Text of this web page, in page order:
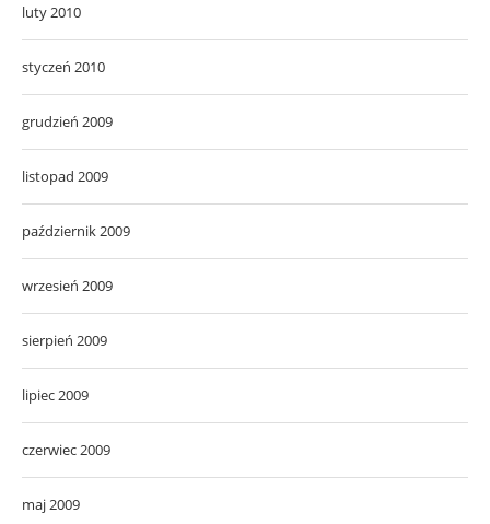
luty 2010
styczeń 2010
grudzień 2009
listopad 2009
październik 2009
wrzesień 2009
sierpień 2009
lipiec 2009
czerwiec 2009
maj 2009